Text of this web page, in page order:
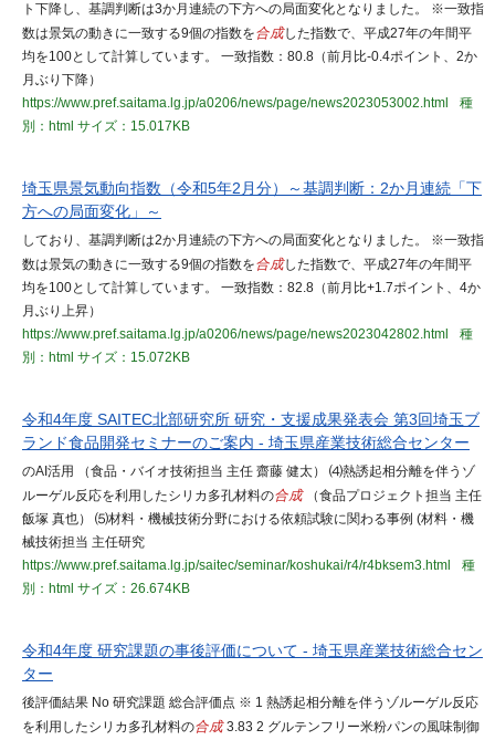
ト下降し、基調判断は3か月連続の下方への局面変化となりました。 ※一致指
数は景気の動きに一致する9個の指数を合成した指数で、平成27年の年間平
均を100として計算しています。 一致指数：80.8（前月比-0.4ポイント、2か
月ぶり下降）
https://www.pref.saitama.lg.jp/a0206/news/page/news2023053002.html
種
別：html サイズ：15.017KB
埼玉県景気動向指数（令和5年2月分）～基調判断：2か月連続「下
方への局面変化」～
しており、基調判断は2か月連続の下方への局面変化となりました。 ※一致指
数は景気の動きに一致する9個の指数を合成した指数で、平成27年の年間平
均を100として計算しています。 一致指数：82.8（前月比+1.7ポイント、4か
月ぶり上昇）
https://www.pref.saitama.lg.jp/a0206/news/page/news2023042802.html
種
別：html サイズ：15.072KB
令和4年度 SAITEC北部研究所 研究・支援成果発表会 第3回埼玉ブ
ランド食品開発セミナーのご案内 - 埼玉県産業技術総合センター
のAI活用 （食品・バイオ技術担当 主任 齋藤 健太） ⑷熱誘起相分離を伴うゾ
ルーゲル反応を利用したシリカ多孔材料の合成（食品プロジェクト担当 主任
飯塚 真也） ⑸材料・機械技術分野における依頼試験に関わる事例 (材料・機
械技術担当 主任研究
https://www.pref.saitama.lg.jp/saitec/seminar/koshukai/r4/r4bksem3.html
種
別：html サイズ：26.674KB
令和4年度 研究課題の事後評価について - 埼玉県産業技術総合セン
ター
後評価結果 No 研究課題 総合評価点 ※ 1 熱誘起相分離を伴うゾルーゲル反応
を利用したシリカ多孔材料の合成3.83 2 グルテンフリー米粉パンの風味制御